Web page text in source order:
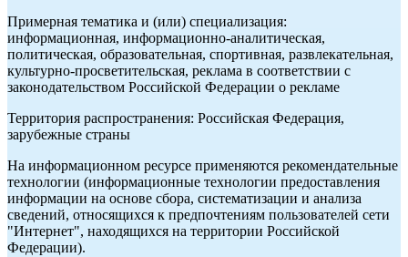
Примерная тематика и (или) специализация:
информационная, информационно-аналитическая,
политическая, образовательная, спортивная, развлекательная,
культурно-просветительская, реклама в соответствии с
законодательством Российской Федерации о рекламе
Территория распространения: Российская Федерация,
зарубежные страны
На информационном ресурсе применяются рекомендательные
технологии (информационные технологии предоставления
информации на основе сбора, систематизации и анализа
сведений, относящихся к предпочтениям пользователей сети
"Интернет", находящихся на территории Российской
Федерации).